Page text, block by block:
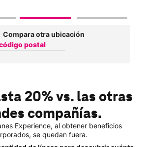
Compara otra ubicación